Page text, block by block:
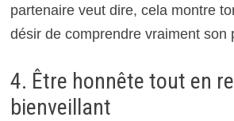
partenaire veut dire, cela montre
désir de comprendre vraiment son
4. Être honnête tout en
bienveillant